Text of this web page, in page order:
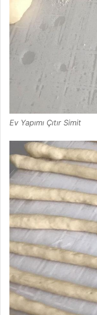
Ev Yapımı Çıtır Simit